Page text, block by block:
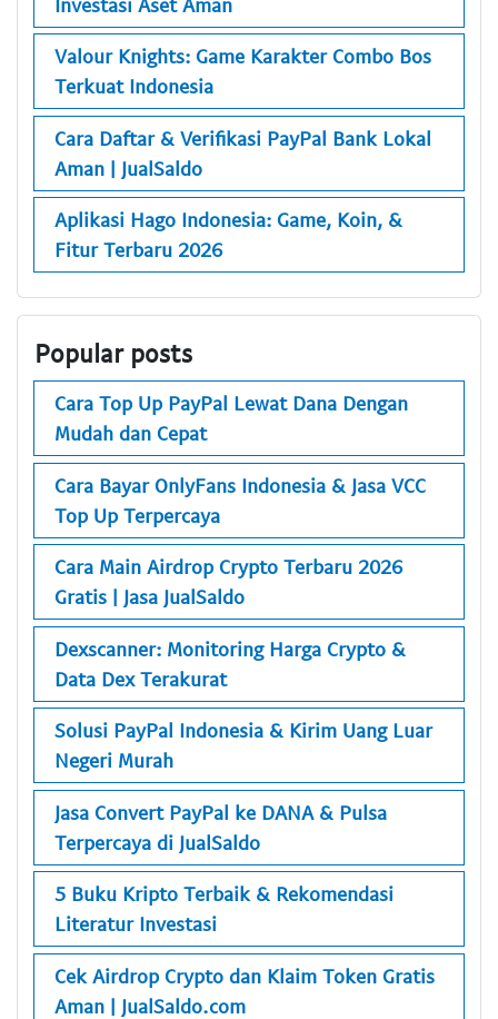
Valour Knights: Game Karakter Combo Bos
Terkuat Indonesia
Cara Daftar & Verifikasi PayPal Bank Lokal
Aman | JualSaldo
Aplikasi Hago Indonesia: Game, Koin, &
Fitur Terbaru 2026
Popular posts
Cara Top Up PayPal Lewat Dana Dengan
Mudah dan Cepat
Cara Bayar OnlyFans Indonesia & Jasa VCC
Top Up Terpercaya
Cara Main Airdrop Crypto Terbaru 2026
Gratis | Jasa JualSaldo
Dexscanner: Monitoring Harga Crypto &
Data Dex Terakurat
Solusi PayPal Indonesia & Kirim Uang Luar
Negeri Murah
Jasa Convert PayPal ke DANA & Pulsa
Terpercaya di JualSaldo
5 Buku Kripto Terbaik & Rekomendasi
Literatur Investasi
Cek Airdrop Crypto dan Klaim Token Gratis
Aman | JualSaldo.com